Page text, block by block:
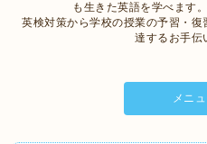
も生きた英語を学べます
英検対策から学校の授業の予習・
達するお手伝
メニ